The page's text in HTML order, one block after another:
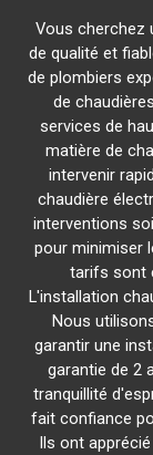
Vous cherchez
de qualité et
de plombiers
de
services de
matière de
intervenir
chaudière
interventions
pour minimiser
tarifs sont
L'installation
Nous
garantir une
garantie de 2
tranquillité
fait confiance
Ils ont